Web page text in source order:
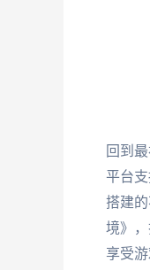
回到
平台
搭建
境》
享受